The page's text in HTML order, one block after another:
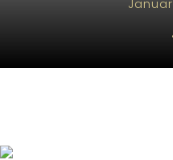
30 SERIES DOUBLE